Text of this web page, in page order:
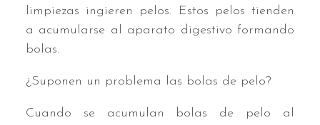
limpiezas ingieren pelos. Estos pelos tienden
a acumularse al aparato digestivo formando
bolas.
¿Suponen un problema las bolas de pelo?
Cuando se acumulan bolas de pelo al